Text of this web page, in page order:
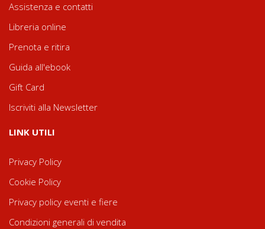
Assistenza e contatti
Libreria online
Prenota e ritira
Guida all'ebook
Gift Card
Iscriviti alla Newsletter
LINK UTILI
Privacy Policy
Cookie Policy
Privacy policy eventi e fiere
Condizioni generali di vendita